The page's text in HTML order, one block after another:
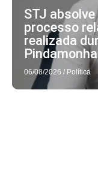
STJ
processo
realizada
06/08/2026 / Política